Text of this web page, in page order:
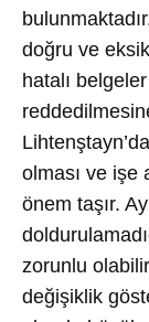
doğru ve
hatalı
olması ve işe
önem taşır.
zorunlu
değişiklik